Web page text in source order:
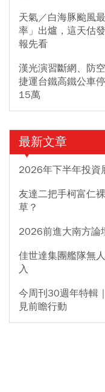
天氣／白海豚颱風
率」出爐，這天估
報先看
漢光演習斷網、防
捷運台鐵高鐵公車
15萬
最新文章
2026年下半年投資
友達二把手柯富仁
草？
2026前進大南方論
佳世達集團艦隊無
入
今周刊30週年特輯
見前瞻行動